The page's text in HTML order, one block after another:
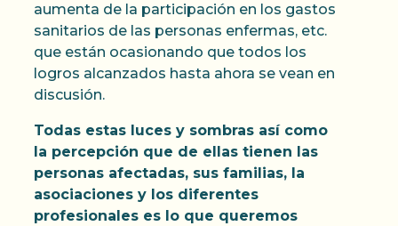
aumenta de la participación en los gastos
sanitarios de las personas enfermas, etc.
que están ocasionando que todos los
logros alcanzados hasta ahora se vean en
discusión.
Todas estas luces y sombras así como
la percepción que de ellas tienen las
personas afectadas, sus familias, la
asociaciones y los diferentes
profesionales es lo que queremos